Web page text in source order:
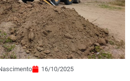
16/10/2025